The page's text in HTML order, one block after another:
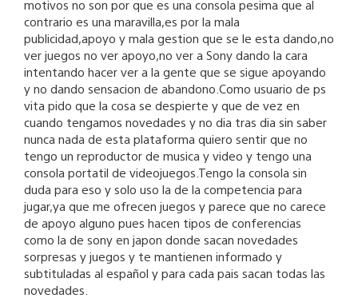
motivos no son por que es una consola pesima que al
contrario es una maravilla,es por la mala
publicidad,apoyo y mala gestion que se le esta dando,no
ver juegos no ver apoyo,no ver a Sony dando la cara
intentando hacer ver a la gente que se sigue apoyando
y no dando sensacion de abandono.Como usuario de ps
vita pido que la cosa se despierte y que de vez en
cuando tengamos novedades y no dia tras dia sin saber
nunca nada de esta plataforma quiero sentir que no
tengo un reproductor de musica y video y tengo una
consola portatil de videojuegos.Tengo la consola sin
duda para eso y solo uso la de la competencia para
jugar,ya que me ofrecen juegos y parece que no carece
de apoyo alguno pues hacen tipos de conferencias
como la de sony en japon donde sacan novedades
sorpresas y juegos y te mantienen informado y
subtituladas al español y para cada pais sacan todas las
novedades.